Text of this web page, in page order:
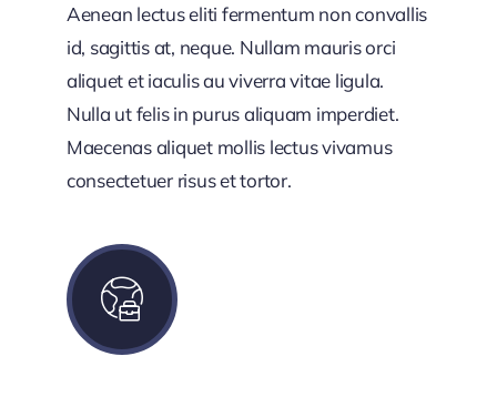
Aenean lectus eliti fermentum non convallis
id, sagittis at, neque. Nullam mauris orci
aliquet et iaculis au viverra vitae ligula.
Nulla ut felis in purus aliquam imperdiet.
Maecenas aliquet mollis lectus vivamus
consectetuer risus et tortor.